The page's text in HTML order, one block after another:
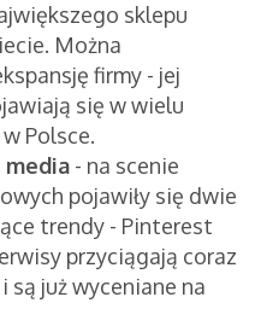
sklepu
Można
firmy - jej
się w wielu
Polsce.
media - na scenie
pojawiły się dwie
trendy - Pinterest
przyciągają coraz
już wyceniane na